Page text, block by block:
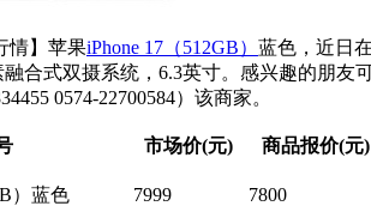
情】苹果iPhone 17（512GB） 蓝色，近日
合式双摄系统，6.3英寸。感兴趣的朋友
0574-22700584）该商家。
市场价(元) 商品报价(元)
）蓝色 7999 7800